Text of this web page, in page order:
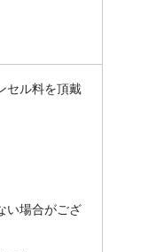
セル料を頂戴
い場合がござ